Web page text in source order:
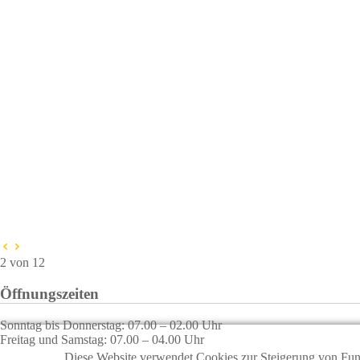
2 von 12
Öffnungszeiten
Sonntag bis Donnerstag: 07.00 – 02.00 Uhr
Freitag und Samstag: 07.00 – 04.00 Uhr
Diese Website verwendet Cookies zur Steigerung von